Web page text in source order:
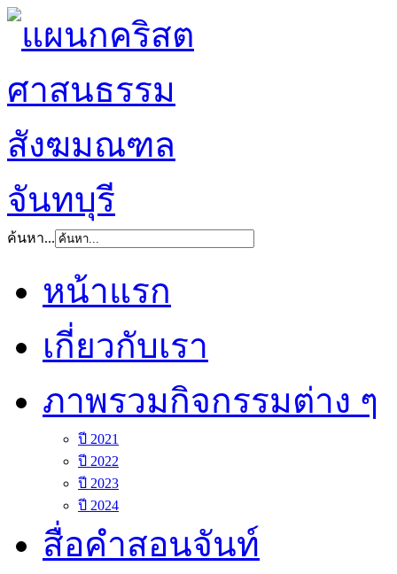
ค้นหา...
หน้าแรก
เกี่ยวกับเรา
ภาพรวมกิจกรรมต่าง ๆ
ปี 2021
ปี 2022
ปี 2023
ปี 2024
สื่อคำสอนจันท์